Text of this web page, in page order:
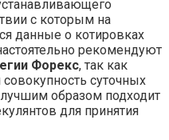
с которым на
данные о котировках
рекомендуют
Форекс, так как
суточных
образом подходит
для принятия